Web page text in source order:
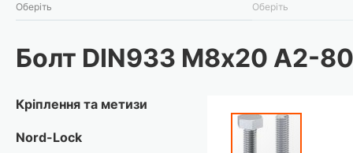
Оберіть Оберіть
Болт DIN933 М8х20 А2-80
Перейти
до
кінця
Кріплення та метизи
Nord-Lock